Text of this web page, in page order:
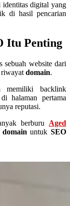
digital yang
di hasil pencarian
Itu Penting
sebuah website dari
riwayat domain.
memiliki backlink
halaman pertama
reputasi.
berburu Aged
domain untukSEO